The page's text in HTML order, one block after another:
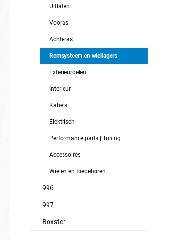
Uitlaten
Vooras
Achteras
Remsysteem en wiellagers
Exterieurdelen
Interieur
Kabels
Elektrisch
Performance parts | Tuning
Accessoires
Wielen en toebehoren
996
997
Boxster